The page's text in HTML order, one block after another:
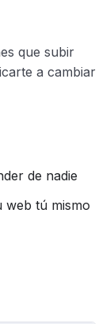
que subir
a cambiar
de nadie
web tú mismo